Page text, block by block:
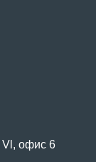
Vl, офис 6